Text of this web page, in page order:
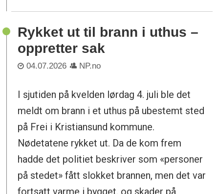
Rykket ut til brann i uthus –
oppretter sak
04.07.2026 NP.no
I sjutiden på kvelden lørdag 4. juli ble det
meldt om brann i et uthus på ubestemt sted
på Frei i Kristiansund kommune.
Nødetatene rykket ut. Da de kom frem
hadde det politiet beskriver som «personer
på stedet» fått slokket brannen, men det var
fortsatt varme i bygget, og skader på